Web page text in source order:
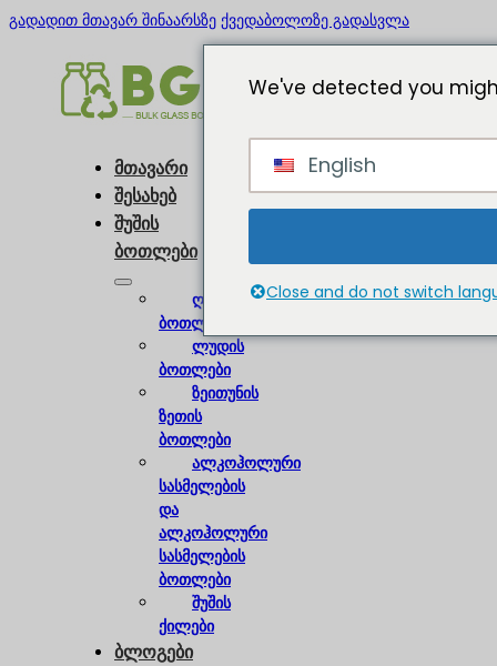
გადადით მთავარ შინაარსზე ქვედაბოლოზე გადასვლა
მთავარი
შესახებ
შუშის
ბოთლები
ღვინის
ბოთლები
ლუდის
ბოთლები
ზეითუნის
ზეთის
ბოთლები
ალკოჰოლური
სასმელების
და
ალკოჰოლური
სასმელების
ბოთლები
შუშის
ქილები
ბლოგები
We've detected you
English
Close and do not switch